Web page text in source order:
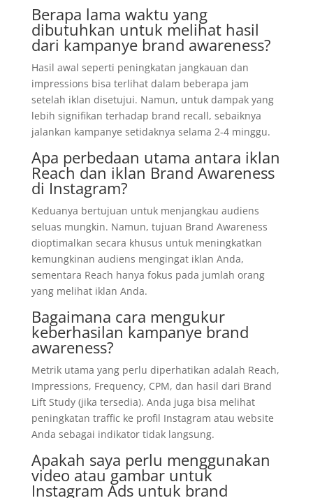
Berapa lama waktu yang
dibutuhkan untuk melihat hasil
dari kampanye brand awareness?
Hasil awal seperti peningkatan jangkauan dan
impressions bisa terlihat dalam beberapa jam
setelah iklan disetujui. Namun, untuk dampak yang
lebih signifikan terhadap brand recall, sebaiknya
jalankan kampanye setidaknya selama 2-4 minggu.
Apa perbedaan utama antara iklan
Reach dan iklan Brand Awareness
di Instagram?
Keduanya bertujuan untuk menjangkau audiens
seluas mungkin. Namun, tujuan Brand Awareness
dioptimalkan secara khusus untuk meningkatkan
kemungkinan audiens mengingat iklan Anda,
sementara Reach hanya fokus pada jumlah orang
yang melihat iklan Anda.
Bagaimana cara mengukur
keberhasilan kampanye brand
awareness?
Metrik utama yang perlu diperhatikan adalah Reach,
Impressions, Frequency, CPM, dan hasil dari Brand
Lift Study (jika tersedia). Anda juga bisa melihat
peningkatan traffic ke profil Instagram atau website
Anda sebagai indikator tidak langsung.
Apakah saya perlu menggunakan
video atau gambar untuk
Instagram Ads untuk brand